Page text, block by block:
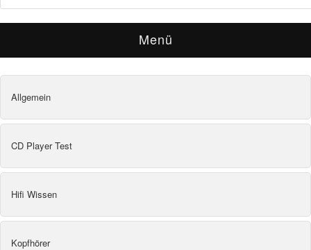
Menü
Allgemein
CD Player Test
Hifi Wissen
Kopfhörer